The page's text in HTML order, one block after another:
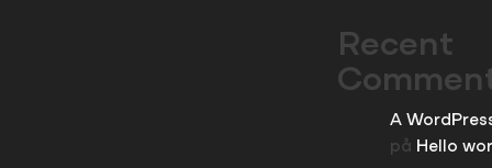
Recent
A
på Hello